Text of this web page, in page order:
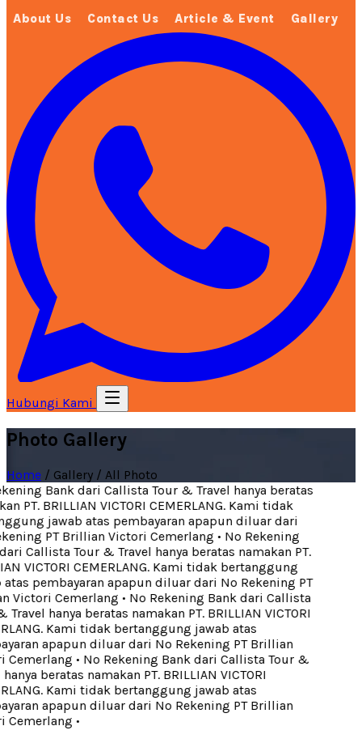
About Us Contact Us Article & Event Gallery
Hubungi Kami
Photo Gallery
Home / Gallery / All Photo
Bank dari Callista Tour & Travel hanya beratas
PT. BRILLIAN VICTORI CEMERLANG. Kami tidak
jawab atas pembayaran apapun diluar dari
PT Brillian Victori Cemerlang• No Rekening
Callista Tour & Travel hanya beratas namakan PT.
VICTORI CEMERLANG. Kami tidak bertanggung
pembayaran apapun diluar dari No Rekening PT
Cemerlang• No Rekening Bank dari Callista
hanya beratas namakan PT. BRILLIAN VICTORI
Kami tidak bertanggung jawab atas
apapun diluar dari No Rekening PT Brillian
• No Rekening Bank dari Callista Tour &
beratas namakan PT. BRILLIAN VICTORI
Kami tidak bertanggung jawab atas
apapun diluar dari No Rekening PT Brillian
•